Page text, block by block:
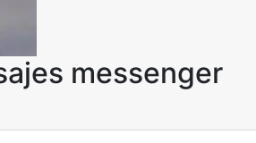
messenger